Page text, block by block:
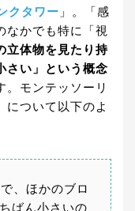
クタワー 」。「感
なかでも特に「視
立体物を見たり持
さい」という概念
。モンテッソーリ
について以下のよ
、ほかのブロ
ばん小さいの